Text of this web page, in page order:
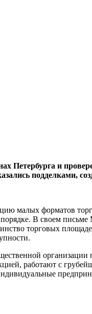
Петербурга и
подделками,
малых форматов
В своем
торговых
работают с